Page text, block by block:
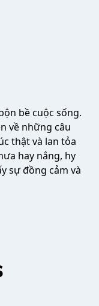
bề cuộc sống.
về những câu
thật và lan tỏa
hay nắng, hy
sự đồng cảm và